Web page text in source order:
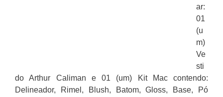
ar:
01
(u
m)
Ve
sti
do Arthur Caliman e 01 (um) Kit Mac contendo:
Delineador, Rimel, Blush, Batom, Gloss, Base, Pó